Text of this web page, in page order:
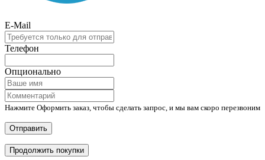
E-Mail
Телефон
Опционально
Нажмите Оформить заказ, чтобы сделать запрос, и мы вам скоро перезвоним
Отправить
Продолжить покупки